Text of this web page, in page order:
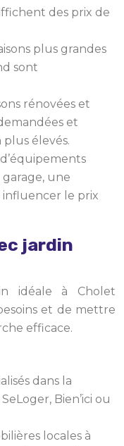
des prix de
plus grandes
sont
rénovées et
et
élevés.
une
influencer le prix
jardin
idéale à Cholet
et de mettre
efficace.
dans la
Bien’ici ou
locales à